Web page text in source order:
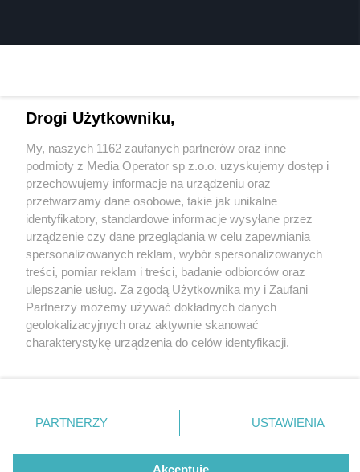
4 / 0
Wydawca mediów lokalnych
Nie zapomnij
zapoznać się z:
polityką prywatności regulamin korzystania z portali
Twojemiasto
Piekary Śląskie
Chorzów
Tarnowskie Góry
Gliwice
Skontakuj sięz nami
Kontakt
Wydawca
Redakcja
Drogi Użytkowniku,
My, naszych 1162 zaufanych partnerów oraz inne
podmioty z Media Operator sp z.o.o. uzyskujemy dostęp i
przechowujemy informacje na urządzeniu oraz
przetwarzamy dane osobowe, takie jak unikalne
identyfikatory, standardowe informacje wysyłane przez
urządzenie czy dane przeglądania w celu zapewniania
spersonalizowanych reklam, wybór spersonalizowanych
treści, pomiar reklam i treści, badanie odbiorców oraz
ulepszanie usług. Za zgodą Użytkownika my i Zaufani
Partnerzy możemy używać dokładnych danych
geolokalizacyjnych oraz aktywnie skanować
charakterystykę urządzenia do celów identyfikacji.
zmienić/wycofać klikając przycisk ustawień prywatności
znajdujący się w lewym dolnym rogu strony
rodzaje przetwarzania danych nie wymagają zgody
użytkownika, ale masz prawo sprzeciwić się takiemu
PARTNERZY USTAWIENIA
Akceptuję